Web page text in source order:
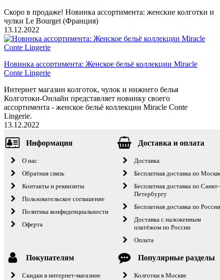
Скоро в продаже! Новинка ассортимента: женские колготки и
чулки Le Bourget (Франция)
13.12.2022
Новинка ассортимента: Женское бельё коллекции Miracle
Conte Lingerie
Интернет магазин колготок, чулок и нижнего белья
Колготоки-Онлайн представляет новинку своего
ассортимента - женское бельё коллекции Miracle Conte
Lingerie.
13.12.2022
Информация
О нас
Обратная связь
Контакты и реквизиты
Пользовательское соглашение
Политика конфиденциальности
Оферта
Доставка и оплата
Доставка
Бесплатная доставка по
Бесплатная доставка по Санкт-
Петербургу
Бесплатная доставка по
Доставка с наложенным
платёжом по России
Оплата
Покупателям
Скидки в интернет-магазине
Популярные разделы
Колготки в Москве